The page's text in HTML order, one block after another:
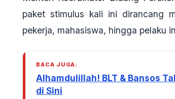
paket stimulus kali ini dirancang
pekerja, mahasiswa, hingga pelaku
BACA JUGA:
Alhamdulillah! BLT & Bansos
di Sini